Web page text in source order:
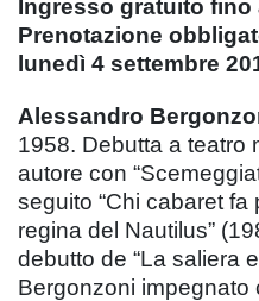
Ingresso gratuito
Prenotazione
lunedì 4 settembre
Alessandro
1958. Debutta a teatro
autore con
seguito “Chi cabaret fa
regina del Nautilus”
debutto de “La saliera
Bergonzoni impegnato